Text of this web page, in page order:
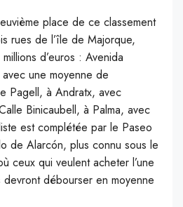
place de ce classement
rues de l’île de Majorque,
d’euros : Avenida
une moyenne de
Pagell, à Andratx, avec
Binicaubell, à Palma, avec
est complétée par le Paseo
de Alarcón, plus connu sous le
ceux qui veulent acheter l’une
devront débourser en moyenne